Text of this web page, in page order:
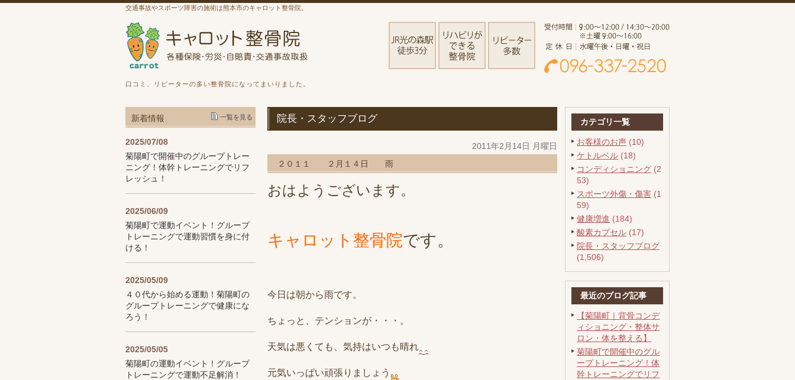
交通事故やスポーツ障害の施術は熊本市のキャロット整骨院。
口コミ、リピーターの多い整骨院になってまいりました。
院長・スタッフブログ
2011年2月14日 月曜日
２０１１ ２月１４日 雨
おはようございます。
キャロット整骨院です。
今日は朝から雨です。
ちょっと、テンションが・・・。
天気は悪くても、気持はいつも晴れ
元気いっぱい頑張りましょう
カテゴリ一覧
お客様のお声 (10)
ケトルベル (18)
コンディショニング (2
53)
スポーツ外傷・傷害 (1
59)
健康増進 (184)
酸素カプセル (17)
院長・スタッフブログ
(1,506)
最近のブログ記事
【菊陽町｜背骨コンデ
ィショニング・整体サ
ロン・体を整える】
菊陽町で開催中のグル
ープトレーニング！体
幹トレーニングでリフ
新着情報 一覧を見る
2025/07/08
菊陽町で開催中のグループトレー
ニング！体幹トレーニングでリフ
レッシュ！
2025/06/09
菊陽町で運動イベント！グループ
トレーニングで運動習慣を身に付
ける！
2025/05/09
４０代から始める運動！菊陽町の
グループトレーニングで健康にな
ろう！
2025/05/05
菊陽町の運動イベント！グループ
トレーニングで運動不足解消！